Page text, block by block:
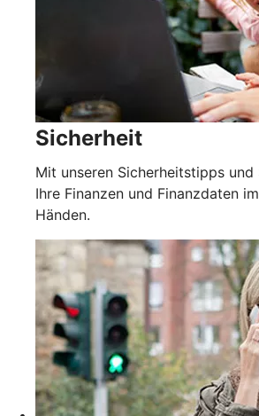
Sicherheit
Mit unseren Sicherheitstipps
Ihre Finanzen und Finanzdaten
Händen.